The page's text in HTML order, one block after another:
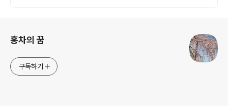
홍차의 꿈
구독하기